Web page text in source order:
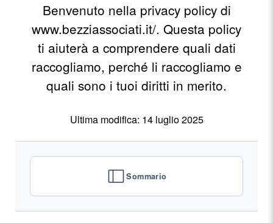
Benvenuto nella privacy policy di
www.bezziassociati.it/. Questa policy
ti aiuterà a comprendere quali dati
raccogliamo, perché li raccogliamo e
quali sono i tuoi diritti in merito.
Ultima modifica: 14 luglio 2025
Sommario